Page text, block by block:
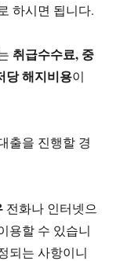
하시면 됩니다.
취급수수료, 중
당 해지비용이
출을 진행할 경
전화나 인터넷으
용할 수 있습니
되는 사항이니